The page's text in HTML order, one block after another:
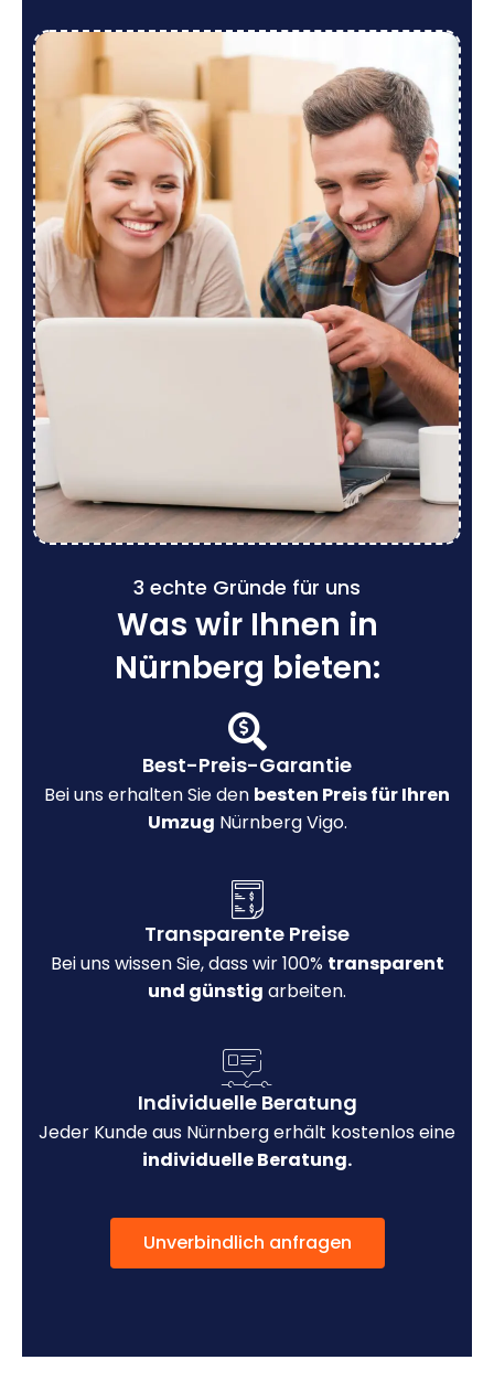
3 echte Gründe für uns
Was wir Ihnen in
Nürnberg bieten:
Best-Preis-Garantie
Bei uns erhalten Sie den besten Preis für Ihren
Umzug Nürnberg Vigo.
Transparente Preise
Bei uns wissen Sie, dass wir 100% transparent
und günstig arbeiten.
Individuelle Beratung
Jeder Kunde aus Nürnberg erhält kostenlos eine
individuelle Beratung.
Unverbindlich anfragen